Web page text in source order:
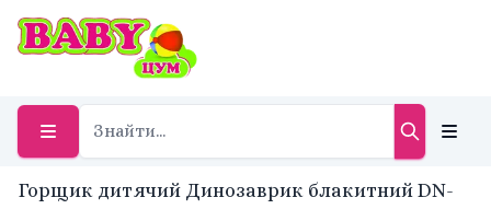
Горщик дитячий Динозаврик блакитний DN-